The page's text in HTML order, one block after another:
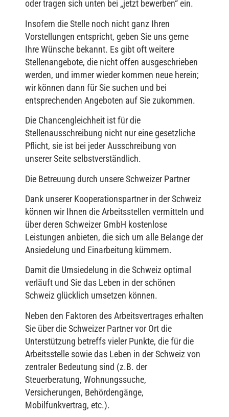
oder tragen sich unten bei „jetzt bewerben“ ein.
Insofern die Stelle noch nicht ganz Ihren
Vorstellungen entspricht, geben Sie uns gerne
Ihre Wünsche bekannt. Es gibt oft weitere
Stellenangebote, die nicht offen ausgeschrieben
werden, und immer wieder kommen neue herein;
wir können dann für Sie suchen und bei
entsprechenden Angeboten auf Sie zukommen.
Die Chancengleichheit ist für die
Stellenausschreibung nicht nur eine gesetzliche
Pflicht, sie ist bei jeder Ausschreibung von
unserer Seite selbstverständlich.
Die Betreuung durch unsere Schweizer Partner
Dank unserer Kooperationspartner in der Schweiz
können wir Ihnen die Arbeitsstellen vermitteln und
über deren Schweizer GmbH kostenlose
Leistungen anbieten, die sich um alle Belange der
Ansiedelung und Einarbeitung kümmern.
Damit die Umsiedelung in die Schweiz optimal
verläuft und Sie das Leben in der schönen
Schweiz glücklich umsetzen können.
Neben den Faktoren des Arbeitsvertrages erhalten
Sie über die Schweizer Partner vor Ort die
Unterstützung betreffs vieler Punkte, die für die
Arbeitsstelle sowie das Leben in der Schweiz von
zentraler Bedeutung sind (z.B. der
Steuerberatung, Wohnungssuche,
Versicherungen, Behördengänge,
Mobilfunkvertrag, etc.).